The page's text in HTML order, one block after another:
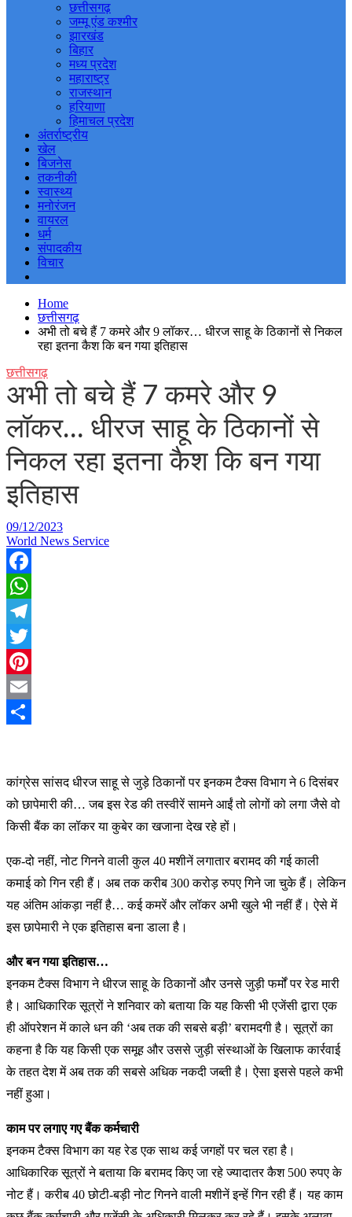
छत्तीसगढ़
जम्मू एंड कश्मीर
झारखंड
बिहार
मध्य प्रदेश
महाराष्ट्र
राजस्थान
हरियाणा
हिमाचल प्रदेश
अंतर्राष्ट्रीय
खेल
बिजनेस
तकनीकी
स्वास्थ्य
मनोरंजन
वायरल
धर्म
संपादकीय
विचार
Home
छत्तीसगढ़
अभी तो बचे हैं 7 कमरे और 9 लॉकर… धीरज साहू के ठिकानों से निकल
रहा इतना कैश कि बन गया इतिहास
छत्तीसगढ़
अभी तो बचे हैं 7 कमरे और 9
लॉकर… धीरज साहू के ठिकानों से
निकल रहा इतना कैश कि बन गया
इतिहास
09/12/2023
World News Service
Facebook
WhatsApp
Telegram
Twitter
Pinterest
Email
कांग्रेस सांसद धीरज साहू से जुड़े ठिकानों पर इनकम टैक्स विभाग ने 6 दिसंबर
को छापेमारी की… जब इस रेड की तस्वीरें सामने आईं तो लोगों को लगा जैसे वो
किसी बैंक का लॉकर या कुबेर का खजाना देख रहे हों।
एक-दो नहीं, नोट गिनने वाली कुल 40 मशीनें लगातार बरामद की गई काली
कमाई को गिन रही हैं। अब तक करीब 300 करोड़ रुपए गिने जा चुके हैं। लेकिन
यह अंतिम आंकड़ा नहीं है… कई कमरें और लॉकर अभी खुले भी नहीं हैं। ऐसे में
इस छापेमारी ने एक इतिहास बना डाला है।
और बन गया इतिहास…
इनकम टैक्स विभाग ने धीरज साहू के ठिकानों और उनसे जुड़ी फर्मों पर रेड मारी
है। आधिकारिक सूत्रों ने शनिवार को बताया कि यह किसी भी एजेंसी द्वारा एक
ही ऑपरेशन में काले धन की ‘अब तक की सबसे बड़ी’ बरामदगी है। सूत्रों का
कहना है कि यह किसी एक समूह और उससे जुड़ी संस्थाओं के खिलाफ कार्रवाई
के तहत देश में अब तक की सबसे अधिक नकदी जब्ती है। ऐसा इससे पहले कभी
नहीं हुआ।
काम पर लगाए गए बैंक कर्मचारी
इनकम टैक्स विभाग का यह रेड एक साथ कई जगहों पर चल रहा है।
आधिकारिक सूत्रों ने बताया कि बरामद किए जा रहे ज्यादातर कैश 500 रुपए के
नोट हैं। करीब 40 छोटी-बड़ी नोट गिनने वाली मशीनें इन्हें गिन रही हैं। यह काम